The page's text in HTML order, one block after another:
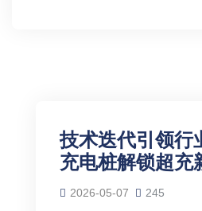
技术迭代引领行
充电桩解锁超充
2026-05-07 245